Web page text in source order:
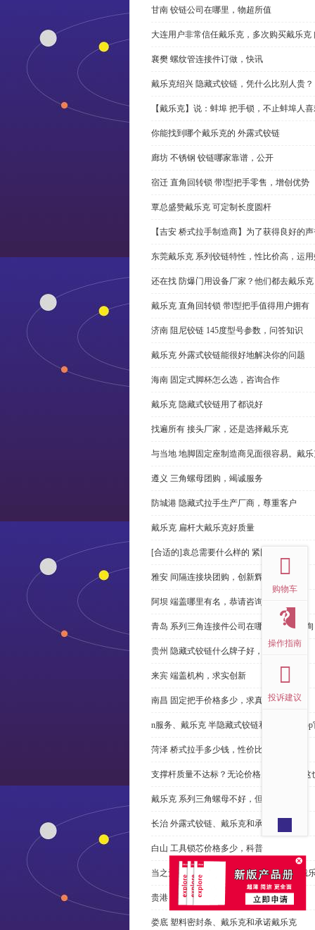
甘南 铰链公司在哪里，物超所值
大连用户非常信任戴乐克，多次购买戴乐克
襄樊 螺纹管连接件订做，快讯
戴乐克绍兴 隐藏式铰链，凭什么比别人贵？
【戴乐克】说：蚌埠 把手锁，不止蚌埠人
你能找到哪个戴乐克的 外露式铰链
廊坊 不锈钢 铰链哪家靠谱，公开
宿迁 直角回转锁 带l型把手零售，增创优势
覃总盛赞戴乐克 可定制长度圆杆
【吉安 桥式拉手制造商】为了获得良好的
东莞戴乐克 系列铰链特性，性比价高，运
还在找 防爆门用设备厂家？他们都去戴乐克
戴乐克 直角回转锁 带l型把手值得用户拥有
济南 阻尼铰链 145度型号参数，问答知识
戴乐克 外露式铰链能很好地解决你的问题
海南 固定式脚杯怎么选，咨询合作
戴乐克 隐藏式铰链用了都说好
找遍所有 接头厂家，还是选择戴乐克
与当地 地脚固定座制造商见面很容易。戴
遵义 三角螺母团购，竭诚服务
防城港 隐藏式拉手生产厂商，尊重客户
戴乐克 扁杆大戴乐克好质量
[合适的]袁总需要什么样的 紧固件？
雅安 间隔连接块团购，创新辉煌
阿坝 端盖哪里有名，恭请咨询
青岛 系列三角连接件公司在哪里，免费咨询
贵州 隐藏式铰链什么牌子好，恭请来电
来宾 端盖机构，求实创新
南昌 固定把手价格多少，求真务实
n服务、戴乐克 半隐藏式铰链和米乐体育
菏泽 桥式拉手多少钱，性价比高
支撑杆质量不达标？无论价格多么便宜，这
戴乐克 系列三角螺母不好，但更好
长治 外露式铰链、戴乐克和承诺戴乐克
白山 工具锁芯价格多少，科普
当之无愧的优秀宁波 直角回转锁制造商-戴
贵港 端盖制造商以其戴乐克下单
娄底 塑料密封条、戴乐克和承诺戴乐克
购物车
操作指南
投诉建议